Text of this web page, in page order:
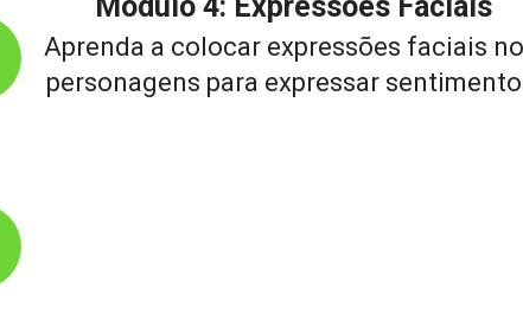
Aprenda a colocar expressões faciais
personagens para expressar